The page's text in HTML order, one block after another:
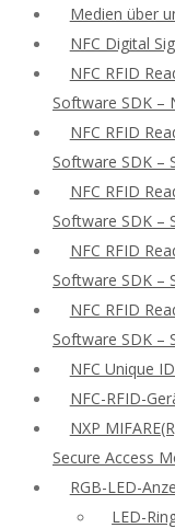
Medien über
NFC Digital
NFC RFID
Software SDK –
NFC RFID
Software SDK –
NFC RFID
Software SDK –
NFC RFID
Software SDK –
NFC RFID
Software SDK –
NFC Unique
NFC-RFID-
NXP
Secure Access
RGB-LED-
LED-